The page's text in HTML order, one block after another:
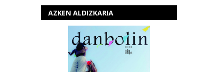
AZKEN ALDIZKARIA